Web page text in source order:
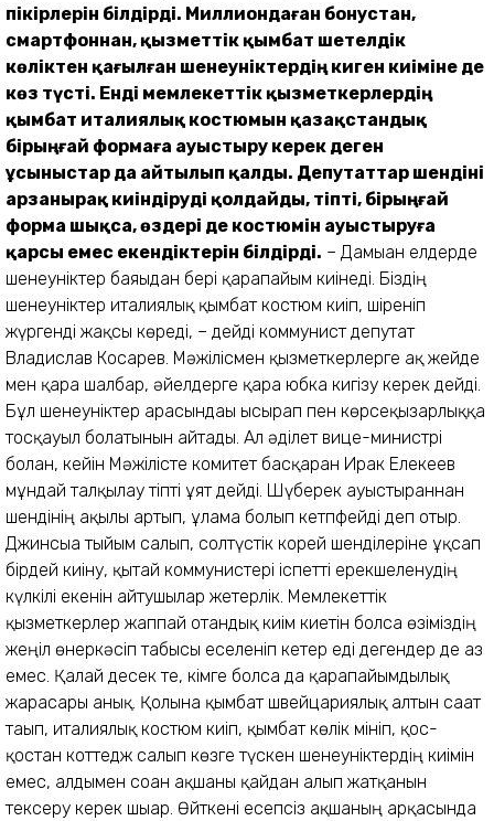
пікірлерін білдірді. Миллиондаған бонустан,
смартфоннан, қызметтік қымбат шетелдік
көліктен қағылған шенеуніктердің киген киіміне де
көз түсті. Енді мемлекеттік қызметкерлердің
қымбат италиялық костюмын қазақстандық
бірыңғай формаға ауыстыру керек деген
ұсыныстар да айтылып қалды. Депутаттар шендіні
арзанырақ киіндіруді қолдайды, тіпті, бірыңғай
форма шықса, өздері де костюмін ауыстыруға
қарсы емес екендіктерін білдірді. – Дамыған елдерде
шенеуніктер баяғыдан бері қарапайым киінеді. Біздің
шенеуніктер италиялық қымбат костюм киіп, шіреніп
жүргенді жақсы көреді, – дейді коммунист депутат
Владислав Косарев. Мәжілісмен қызметкерлерге ақ жейде
мен қара шалбар, әйелдерге қара юбка кигізу керек дейді.
Бұл шенеуніктер арасындағы ысырап пен көрсеқызарлыққа
тосқауыл болатынын айтады. Ал әділет вице-министрі
болған, кейін Мәжілісте комитет басқарған Ирак Елекеев
мұндай талқылау тіпті ұят дейді. Шүберек ауыстырғаннан
шендінің ақылы артып, ғұлама болып кетпфейді деп отыр.
Джинсыға тыйым салып, солтүстік корей шенділеріне ұқсап
бірдей киіну, қытай коммунистері іспетті ерекшеленудің
күлкілі екенін айтушылар жетерлік. Мемлекеттік
қызметкерлер жаппай отандық киім киетін болса өзіміздің
жеңіл өнеркәсіп табысы еселеніп кетер еді дегендер де аз
емес. Қалай десек те, кімге болса да қарапайымдылық
жарасары анық. Қолына қымбат швейцариялық алтын сағат
тағып, италиялық костюм киіп, қымбат көлік мініп, қос-
қостан коттедж салып көзге түскен шенеуніктердің киімін
емес, алдымен соған ақшаны қайдан алып жатқанын
тексеру керек шығар. Өйткені есепсіз ақшаның арқасында